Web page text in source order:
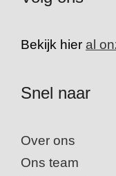
Bekijk hier al
Snel naar
Over ons
Ons team